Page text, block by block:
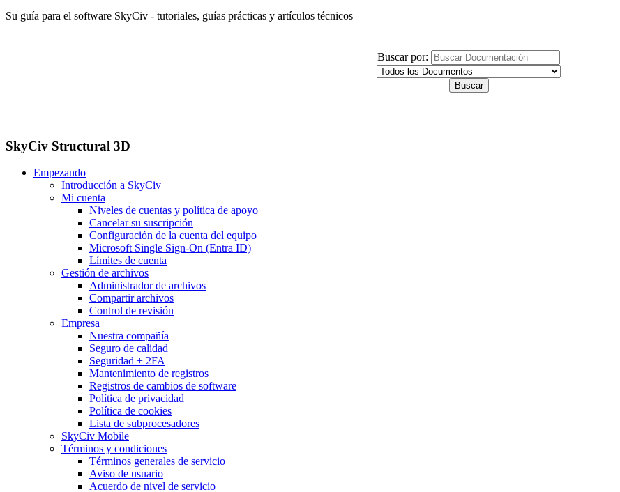
Su guía para el software SkyCiv - tutoriales, guías prácticas y artículos técnicos
Buscar por:
SkyCiv Structural 3D
Empezando
Introducción a SkyCiv
Mi cuenta
Niveles de cuentas y política de apoyo
Cancelar su suscripción
Configuración de la cuenta del equipo
Microsoft Single Sign-On (Entra ID)
Límites de cuenta
Gestión de archivos
Administrador de archivos
Compartir archivos
Control de revisión
Empresa
Nuestra compañía
Seguro de calidad
Seguridad + 2FA
Mantenimiento de registros
Registros de cambios de software
Política de privacidad
Política de cookies
Lista de subprocesadores
SkyCiv Mobile
Términos y condiciones
Términos generales de servicio
Aviso de usuario
Acuerdo de nivel de servicio